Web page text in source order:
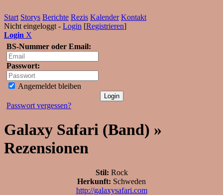
Start Storys Berichte Rezis Kalender Kontakt
Nicht eingeloggt - Login [Registrieren]
Login X
BS-Nummer oder Email:
Passwort:
Angemeldet bleiben
Passwort vergessen?
Galaxy Safari (Band) »
Rezensionen
Stil: Rock
Herkunft: Schweden
http://galaxysafari.com